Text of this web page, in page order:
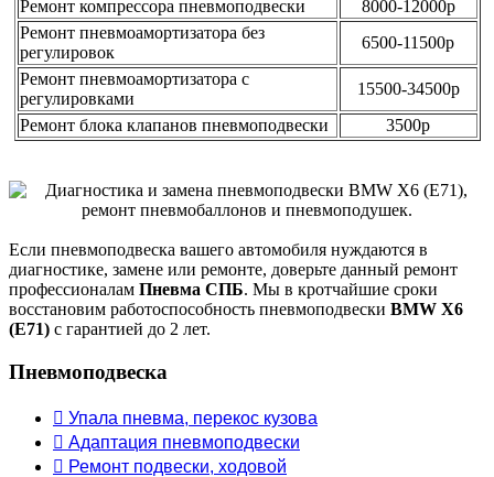
Ремонт компрессора пневмоподвески
8000-12000р
Ремонт пневмоамортизатора без
регулировок
6500-11500р
Ремонт пневмоамортизатора с
регулировками
15500-34500р
Ремонт блока клапанов пневмоподвески
3500р
Если пневмоподвеска вашего автомобиля нуждаются в
диагностике, замене или ремонте, доверьте данный ремонт
профессионалам Пневма СПБ. Мы в кротчайшие сроки
восстановим работоспособность пневмоподвески BMW X6
(E71) с гарантией до 2 лет.
Пневмоподвеска
 Упала пневма, перекос кузова
 Адаптация пневмоподвески
 Ремонт подвески, ходовой